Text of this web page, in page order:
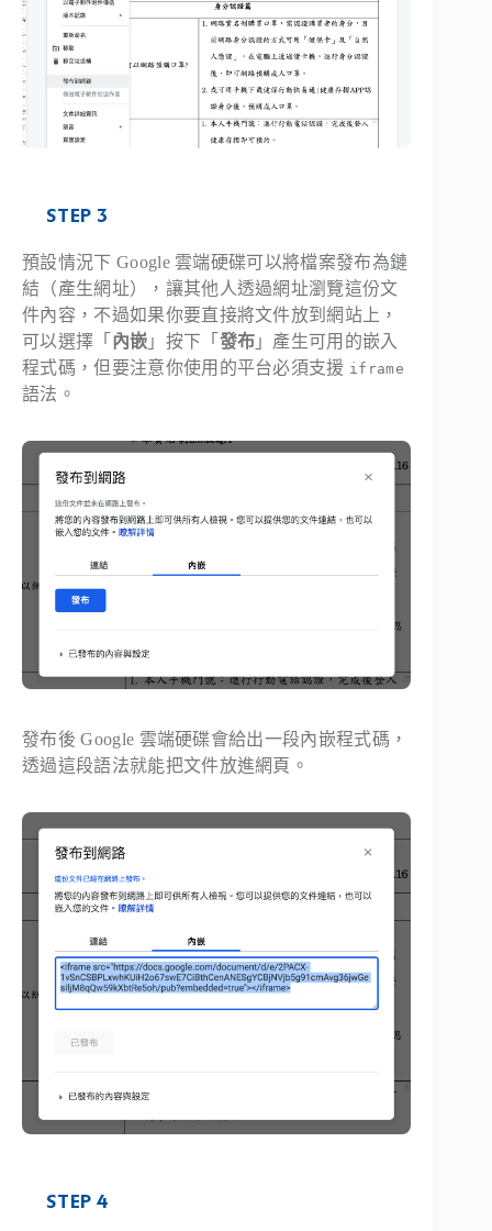
STEP 3
預設情況下 Google 雲端硬碟可以將檔案發布為鏈
結（產生網址），讓其他人透過網址瀏覽這份文
件內容，不過如果你要直接將文件放到網站上，
可以選擇「 內嵌 」按下「 發布 」產生可用的嵌入
程式碼，但要注意你使用的平台必須支援 iframe
語法。
發布後 Google 雲端硬碟會給出一段內嵌程式碼，
透過這段語法就能把文件放進網頁。
STEP 4